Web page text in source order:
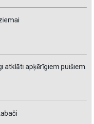
atklāti apķērīgiem puišiem.